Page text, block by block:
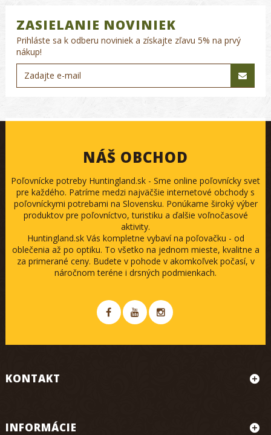
ZASIELANIE NOVINIEK
Prihláste sa k odberu noviniek a získajte zľavu 5% na prvý
nákup!
NÁŠ OBCHOD
Poľovnícke potreby Huntingland.sk - Sme online poľovnícky svet
pre každého. Patríme medzi najväčšie internetové obchody s
poľovníckymi potrebami na Slovensku. Ponúkame široký výber
produktov pre poľovníctvo, turistiku a ďalšie voľnočasové
aktivity.
Huntingland.sk Vás kompletne vybaví na poľovačku - od
oblečenia až po optiku. To všetko na jednom mieste, kvalitne a
za primerané ceny. Budete v pohode v akomkoľvek počasí, v
náročnom teréne i drsných podmienkach.
KONTAKT
INFORMÁCIE